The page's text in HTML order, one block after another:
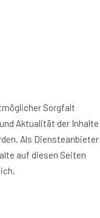
Sorgfalt
Aktualität der Inhalte
Als Diensteanbieter
auf diesen Seiten